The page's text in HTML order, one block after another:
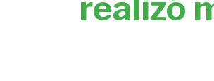
realizó